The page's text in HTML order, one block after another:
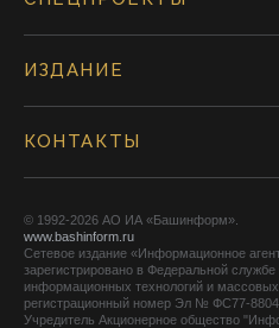
ИЗДАНИЕ
КОНТАКТЫ
© 1992-2026 АО ИА «Башинформ».
www.bashinform.ru
Сетевое издание «Информационное
зарегистрировано в Федеральной
информационных технологий и
регистрационный номер Эл № ФС77-
Учредитель Акционерное общество